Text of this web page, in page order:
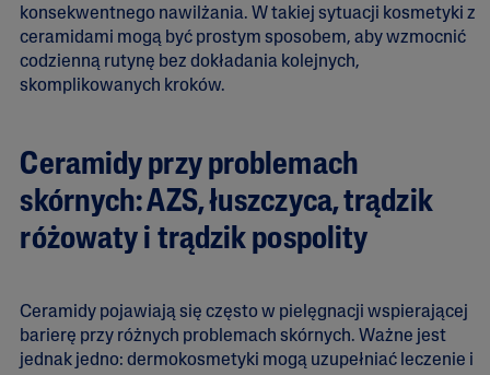
konsekwentnego nawilżania. W takiej sytuacji kosmetyki z
ceramidami mogą być prostym sposobem, aby wzmocnić
codzienną rutynę bez dokładania kolejnych,
skomplikowanych kroków.
Ceramidy przy problemach
skórnych: AZS, łuszczyca, trądzik
różowaty i trądzik pospolity
Ceramidy pojawiają się często w pielęgnacji wspierającej
barierę przy różnych problemach skórnych. Ważne jest
jednak jedno: dermokosmetyki mogą uzupełniać leczenie i